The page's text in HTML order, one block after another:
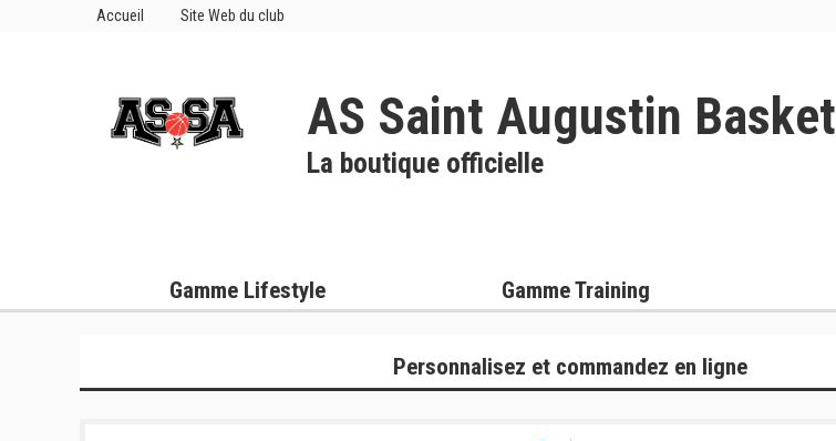
Accueil Site Web du club
AS Saint Augustin Basket
La boutique officielle
Gamme Lifestyle Gamme Training
Personnalisez et commandez en ligne